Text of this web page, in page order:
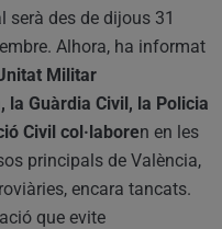
serà des de dijous 31
Alhora, ha informat
Militar
la Guàrdia Civil, la Policia
Civil col·laboren en les
principals de València,
encara tancats.
que evite